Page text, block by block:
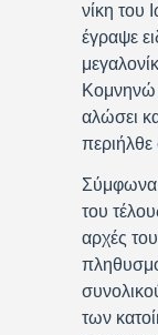
νίκη
έγραψε
Κομνηνώ
αλώσει
Σύμφωνα
του
αρχές
των